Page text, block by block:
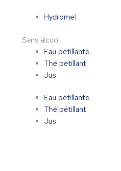
Hydromel
Sans alcool
Eau pétillante
Thé pétillant
Jus
Eau pétillante
Thé pétillant
Jus